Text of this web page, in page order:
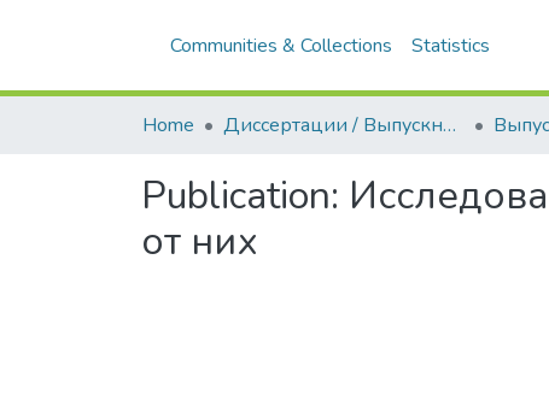
Communities & Collections Statistics
Home Диссертации / Выпускные квалификационные работы
Publication:
от них